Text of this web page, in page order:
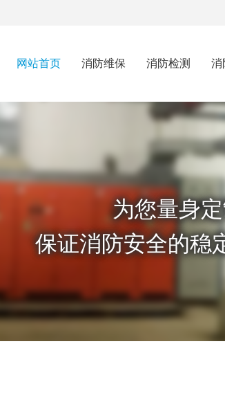
网站首页 消防维保 消防检测 消
为您量身
保证消防安全的稳